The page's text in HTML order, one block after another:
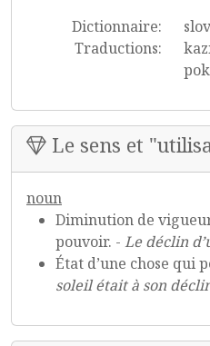
Dictionnaire:
Traductions:
Le sens et
noun
Diminution de
pouvoir. - Le déclin
État d’une chose qui
soleil était à son